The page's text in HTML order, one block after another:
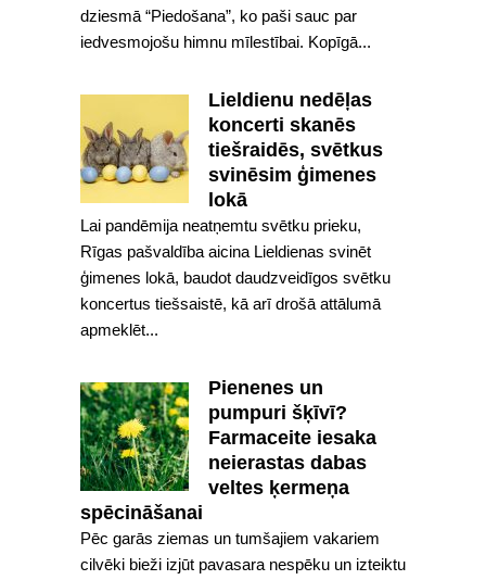
dziesmā “Piedošana”, ko paši sauc par
iedvesmojošu himnu mīlestībai. Kopīgā...
Lieldienu nedēļas
koncerti skanēs
tiešraidēs, svētkus
svinēsim ģimenes
lokā
Lai pandēmija neatņemtu svētku prieku,
Rīgas pašvaldība aicina Lieldienas svinēt
ģimenes lokā, baudot daudzveidīgos svētku
koncertus tiešsaistē, kā arī drošā attālumā
apmeklēt...
Pienenes un
pumpuri šķīvī?
Farmaceite iesaka
neierastas dabas
veltes ķermeņa
spēcināšanai
Pēc garās ziemas un tumšajiem vakariem
cilvēki bieži izjūt pavasara nespēku un izteiktu